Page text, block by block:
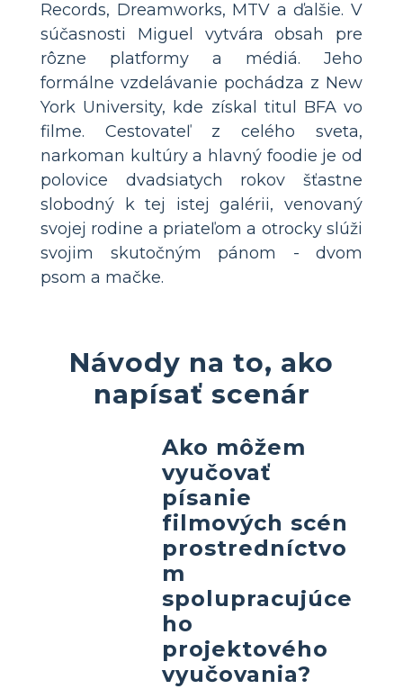
Records, Dreamworks, MTV a ďalšie. V
súčasnosti Miguel vytvára obsah pre
rôzne platformy a médiá. Jeho
formálne vzdelávanie pochádza z New
York University, kde získal titul BFA vo
filme. Cestovateľ z celého sveta,
narkoman kultúry a hlavný foodie je od
polovice dvadsiatych rokov šťastne
slobodný k tej istej galérii, venovaný
svojej rodine a priateľom a otrocky slúži
svojim skutočným pánom - dvom
psom a mačke.
Návody na to, ako
napísať scenár
Ako môžem
vyučovať
písanie
filmových scén
prostredníctvo
m
spolupracujúce
ho
projektového
vyučovania?